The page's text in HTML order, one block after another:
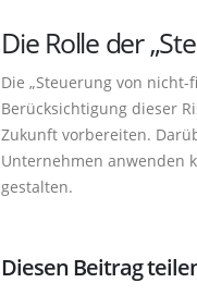
Die Rolle der
Die „Steuerung von
Berücksichtigung dieser
Zukunft vorbereiten.
Unternehmen anwenden
gestalten.
Diesen Beitrag